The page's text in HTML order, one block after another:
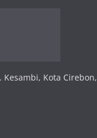
Kesambi, Kota Cirebon,